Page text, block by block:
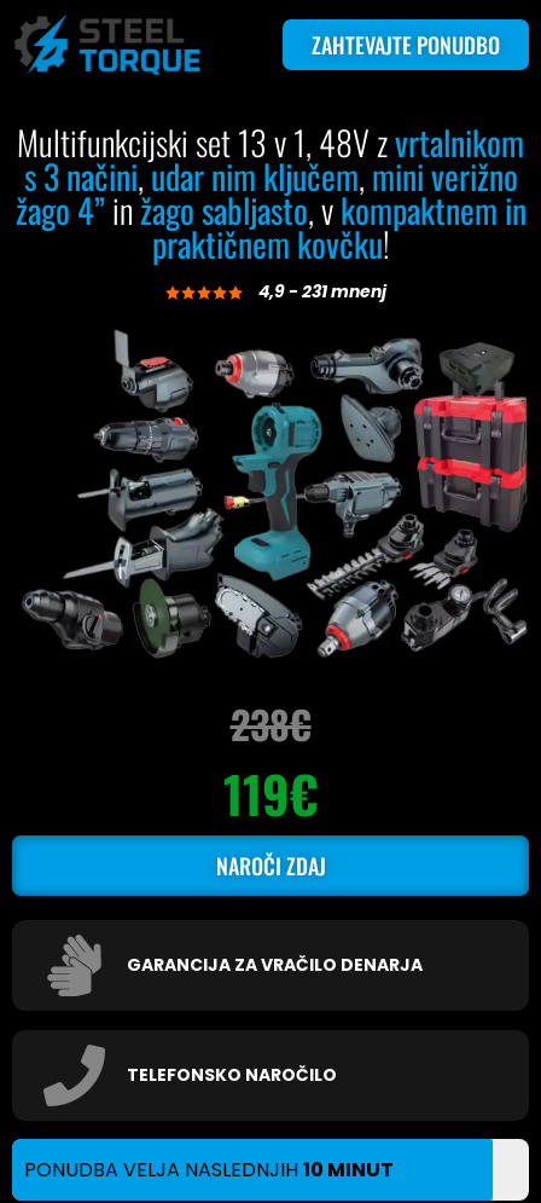
ZAHTEVAJTE PONUDBO
Multifunkcijski set 13 v 1, 48V zvrtalnikom
s 3 načini,udar nim ključem,mini verižno
žago 4”inžago sabljasto, vkompaktnem in
praktičnem kovčku!
4,9 - 231 mnenj
238€
119€
NAROČI ZDAJ
GARANCIJA ZA VRAČILO DENARJA
TELEFONSKO NAROČILO
PONUDBA VELJA NASLEDNJIH10 MINUT